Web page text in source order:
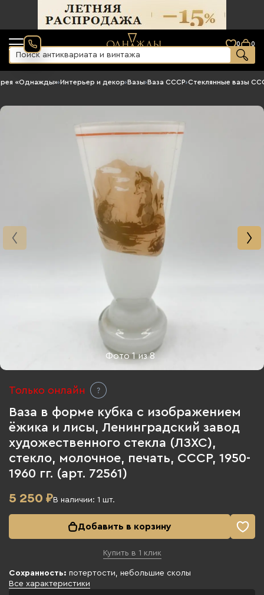
0 0
«Однажды»›Интерьер и декор›Вазы›Ваза СССР›Стеклянные вазы
Фото1из8
Только онлайн
Ваза в форме кубка с изображением
ёжика и лисы, Ленинградский завод
художественного стекла (ЛЗХС),
стекло, молочное, печать, СССР, 1950-
1960 гг. (арт. 72561)
5 250 ₽В наличии: 1 шт.
Добавить в корзину
Купить в 1 клик
Сохранность: потертости, небольшие сколы
Все характеристики